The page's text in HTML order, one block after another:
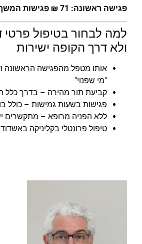
פגישה ראשונה: 71 ₪ פגישות המשך: 170 ₪
למה לבחור בטיפול
ולא דרך הקופה ישירות
אותו מטפל מהפגישה הראשונה
"מי שפנוי"
קביעת תור מהירה – בדרך כלל
פגישות בשעות גמישות – כולל
ללא הפניה מרופא – מתקשרים
טיפול פרונטלי בקליניקה באשדוד